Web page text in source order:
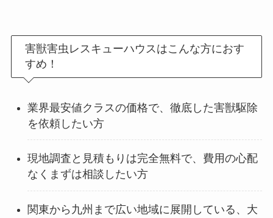
害獣害虫レスキューハウスはこんな方におす
すめ！
業界最安値クラスの価格で、徹底した害獣駆除
を依頼したい方
現地調査と見積もりは完全無料で、費用の心配
なくまずは相談したい方
関東から九州まで広い地域に展開している、大